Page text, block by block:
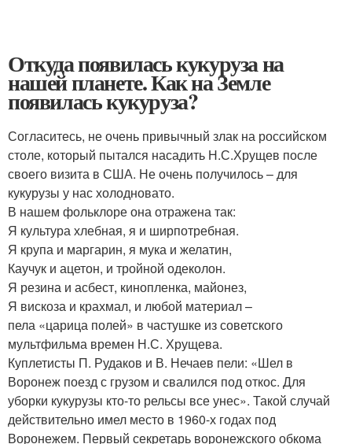
Откуда появилась кукуруза на
нашей планете. Как на Земле
появилась кукуруза?
Согласитесь, не очень привычный злак на российском
столе, который пытался насадить Н.С.Хрущев после
своего визита в США. Не очень получилось – для
кукурузы у нас холодновато.
В нашем фольклоре она отражена так:
Я культура хлебная, я и ширпотребная.
Я крупа и маргарин, я мука и желатин,
Каучук и ацетон, и тройной одеколон.
Я резина и асбест, кинопленка, майонез,
Я вискоза и крахмал, и любой материал –
пела «царица полей» в частушке из советского
мультфильма времен Н.С. Хрущева.
Куплетисты П. Рудаков и В. Нечаев пели: «Шел в
Воронеж поезд с грузом и свалился под откос. Для
уборки кукурузы кто-то рельсы все унес». Такой случай
действительно имел место в 1960-х годах под
Воронежем. Первый секретарь воронежского обкома